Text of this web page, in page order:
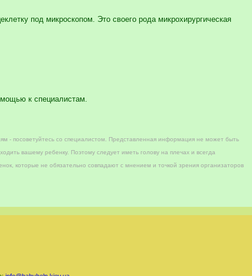
под микроскопом. Это своего рода микрохирургическая
к специалистам.
- посоветуйтесь со специалистом. Представленная информация не может быть
вашему ребенку. Поэтому следует иметь голову на плечах и всегда
которые не обязательно совпадают с мнением и точкой зрения организаторов